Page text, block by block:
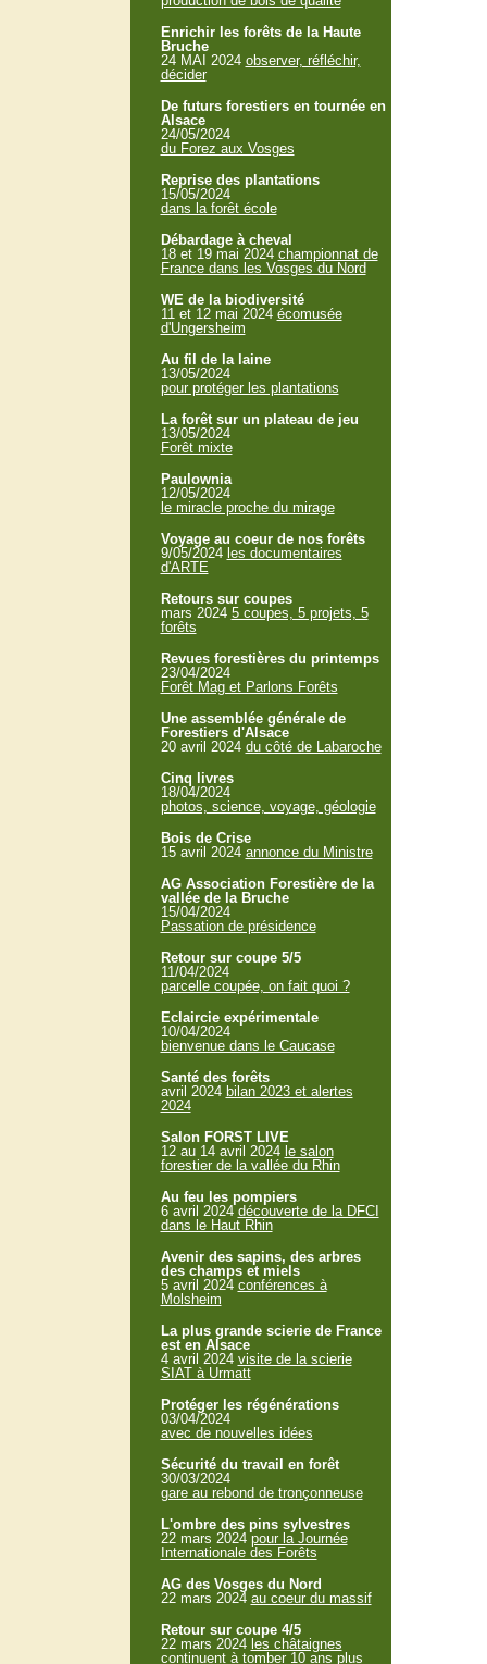
Enrichir les forêts de la Haute
Bruche
24 MAI 2024 observer, réfléchir,
décider
De futurs forestiers en tournée en
Alsace
24/05/2024
du Forez aux Vosges
Reprise des plantations
15/05/2024
dans la forêt école
Débardage à cheval
18 et 19 mai 2024 championnat de
France dans les Vosges du Nord
WE de la biodiversité
11 et 12 mai 2024 écomusée
d'Ungersheim
Au fil de la laine
13/05/2024
pour protéger les plantations
La forêt sur un plateau de jeu
13/05/2024
Forêt mixte
Paulownia
12/05/2024
le miracle proche du mirage
Voyage au coeur de nos forêts
9/05/2024 les documentaires
d'ARTE
Retours sur coupes
mars 2024 5 coupes, 5 projets, 5
forêts
Revues forestières du printemps
23/04/2024
Forêt Mag et Parlons Forêts
Une assemblée générale de
Forestiers d'Alsace
20 avril 2024 du côté de Labaroche
Cinq livres
18/04/2024
photos, science, voyage, géologie
Bois de Crise
15 avril 2024 annonce du Ministre
AG Association Forestière de la
vallée de la Bruche
15/04/2024
Passation de présidence
Retour sur coupe 5/5
11/04/2024
parcelle coupée, on fait quoi ?
Eclaircie expérimentale
10/04/2024
bienvenue dans le Caucase
Santé des forêts
avril 2024 bilan 2023 et alertes
2024
Salon FORST LIVE
12 au 14 avril 2024 le salon
forestier de la vallée du Rhin
Au feu les pompiers
6 avril 2024 découverte de la DFCI
dans le Haut Rhin
Avenir des sapins, des arbres
des champs et miels
5 avril 2024 conférences à
Molsheim
La plus grande scierie de France
est en Alsace
4 avril 2024 visite de la scierie
SIAT à Urmatt
Protéger les régénérations
03/04/2024
avec de nouvelles idées
Sécurité du travail en forêt
30/03/2024
gare au rebond de tronçonneuse
L'ombre des pins sylvestres
22 mars 2024 pour la Journée
Internationale des Forêts
AG des Vosges du Nord
22 mars 2024 au coeur du massif
Retour sur coupe 4/5
22 mars 2024 les châtaignes
continuent à tomber 10 ans plus